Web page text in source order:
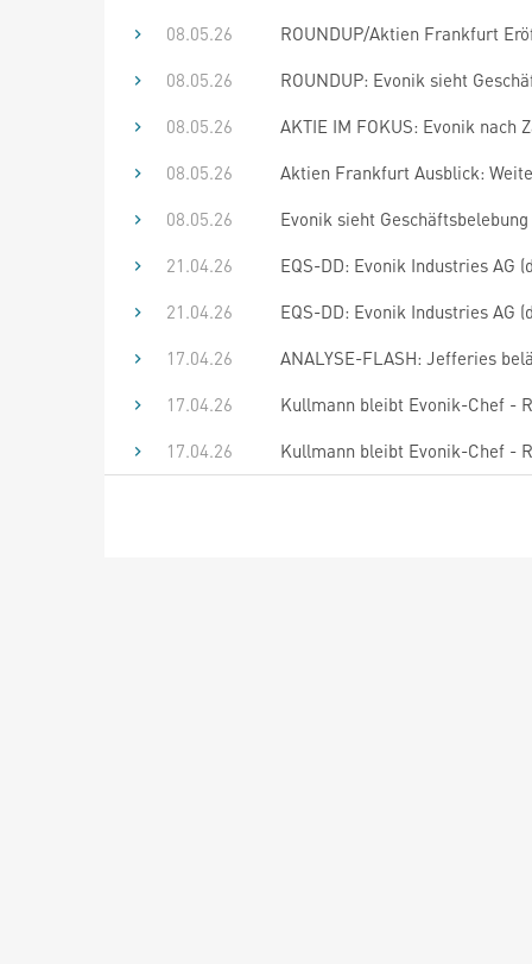
08.05.26
ROUNDUP/Aktien Frankfurt
08.05.26
ROUNDUP: Evonik sieht
08.05.26
AKTIE IM FOKUS: Evonik
08.05.26
Aktien Frankfurt Ausblick:
08.05.26
Evonik sieht
21.04.26
EQS-DD: Evonik Industries AG
21.04.26
EQS-DD: Evonik Industries AG
17.04.26
ANALYSE-FLASH: Jefferies
17.04.26
Kullmann bleibt Evonik-Chef -
17.04.26
Kullmann bleibt Evonik-Chef -